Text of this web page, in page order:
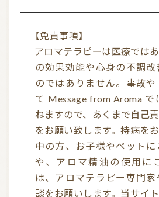
【免責事項】
アロマテラピーは医療ではありません。精油
の効果効能や心身の不調
のではありません。事故
て Message from Aroma
ねますので、あくまで自己
をお願い致します。持病を
中の方、お子様やペット
や、アロマ精油の使用に
は、アロマテラピー専門
談をお願いします。当サイ